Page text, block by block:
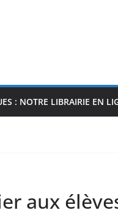
: NOTRE LIBRAIRIE EN
aux